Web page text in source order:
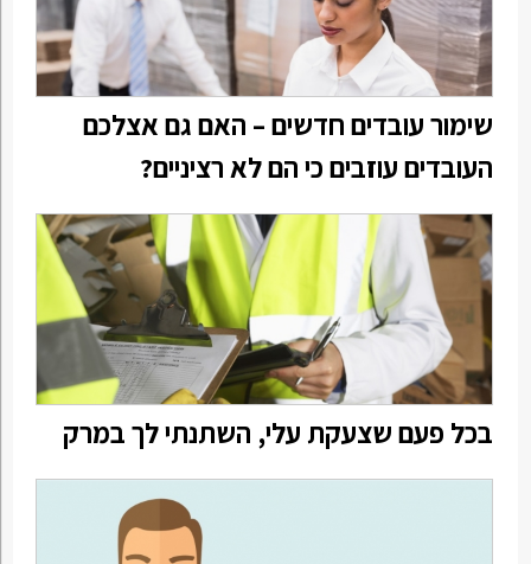
שימור עובדים חדשים – האם גם אצלכם
העובדים עוזבים כי הם לא רציניים?
בכל פעם שצעקת עלי, השתנתי לך במרק